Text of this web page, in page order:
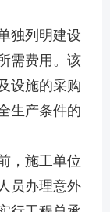
独列明建设
需费用。该
设施的采购
生产条件的
施工单位
员办理意外